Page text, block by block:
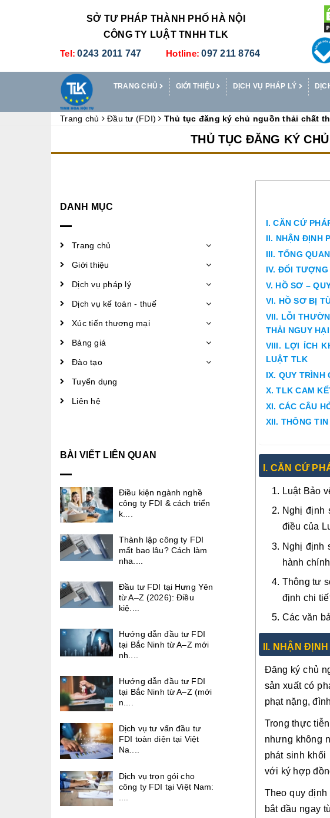
SỞ TƯ PHÁP THÀNH PHỐ HÀ NỘI
CÔNG TY LUẬT TNHH TLK
Tel: 0243 2011 747 Hotline: 097 211 8764
TRANG CHỦ GIỚI THIỆU DỊCH VỤ PHÁP LÝ
Trang chủ Đầu tư (FDI) Thủ tục đăng ký chủ nguồn thải chất
THỦ TỤC ĐĂNG KÝ
I. CĂN CỨ
II. NHẬN ĐỊNH
III. TỔNG
IV. ĐỐI
V. HỒ SƠ –
VI. HỒ SƠ BỊ
VII. LỖI
THẢI NGUY HẠI
VIII. LỢI ÍCH
LUẬT TLK
IX. QUY TRÌNH
X. TLK CAM
XI. CÁC CÂU
XII. THÔNG
I. CĂN CỨ
Luật Bảo
Nghị định
điều của
Nghị định
hành
Thông tư
định chi
Các văn
II. NHẬN
Đăng ký chủ
sản xuất có
phạt nặng,
Trong thực
nhưng không
phát sinh
với ký hợp
Theo quy
bắt đầu ngay
DANH MỤC
Trang chủ
Giới thiệu
Dịch vụ pháp lý
Dịch vụ kế toán - thuế
Xúc tiến thương mại
Bảng giá
Đào tạo
Tuyển dụng
Liên hệ
BÀI VIẾT LIÊN QUAN
Điều kiện ngành nghề
công ty FDI & cách triển
k....
Thành lập công ty FDI
mất bao lâu? Cách làm
nha....
Đầu tư FDI tại Hưng Yên
từ A–Z (2026): Điều
kiệ....
Hướng dẫn đầu tư FDI
tại Bắc Ninh từ A–Z mới
nh....
Hướng dẫn đầu tư FDI
tại Bắc Ninh từ A–Z (mới
n....
Dịch vụ tư vấn đầu tư
FDI toàn diện tại Việt
Na....
Dịch vụ trọn gói cho
công ty FDI tại Việt Nam: